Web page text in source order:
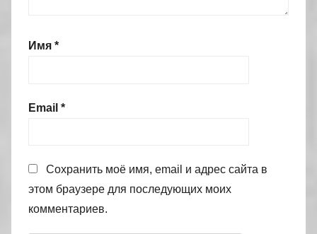
Имя *
Email *
Сохранить моё имя, email и адрес сайта в
этом браузере для последующих моих
комментариев.